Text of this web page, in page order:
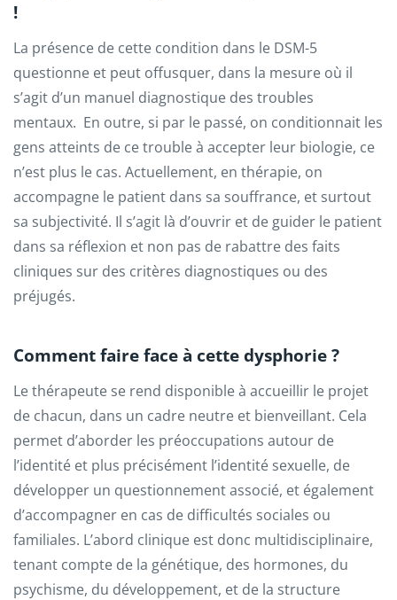
!
La présence de cette condition dans le DSM-5
questionne et peut offusquer, dans la mesure où il
s’agit d’un manuel diagnostique des troubles
mentaux. En outre, si par le passé, on conditionnait les
gens atteints de ce trouble à accepter leur biologie, ce
n’est plus le cas. Actuellement, en thérapie, on
accompagne le patient dans sa souffrance, et surtout
sa subjectivité. Il s’agit là d’ouvrir et de guider le patient
dans sa réflexion et non pas de rabattre des faits
cliniques sur des critères diagnostiques ou des
préjugés.
Comment faire face à cette dysphorie ?
Le thérapeute se rend disponible à accueillir le projet
de chacun, dans un cadre neutre et bienveillant. Cela
permet d’aborder les préoccupations autour de
l’identité et plus précisément l’identité sexuelle, de
développer un questionnement associé, et également
d’accompagner en cas de difficultés sociales ou
familiales. L’abord clinique est donc multidisciplinaire,
tenant compte de la génétique, des hormones, du
psychisme, du développement, et de la structure